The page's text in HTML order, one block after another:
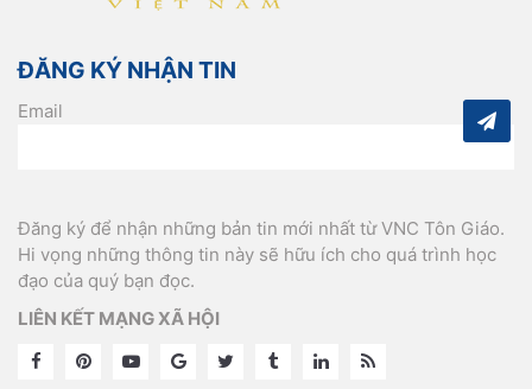
ĐĂNG KÝ NHẬN TIN
Email
Đăng ký để nhận những bản tin mới nhất từ VNC Tôn Giáo.
Hi vọng những thông tin này sẽ hữu ích cho quá trình học
đạo của quý bạn đọc.
LIÊN KẾT MẠNG XÃ HỘI